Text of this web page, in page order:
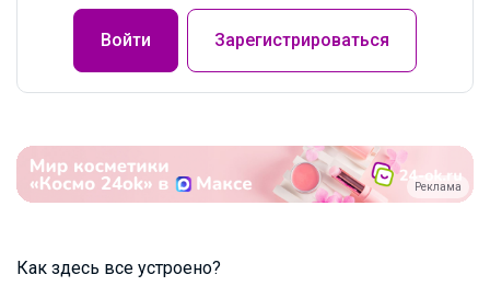
Войти Зарегистрироваться
Реклама
Как здесь все устроено?